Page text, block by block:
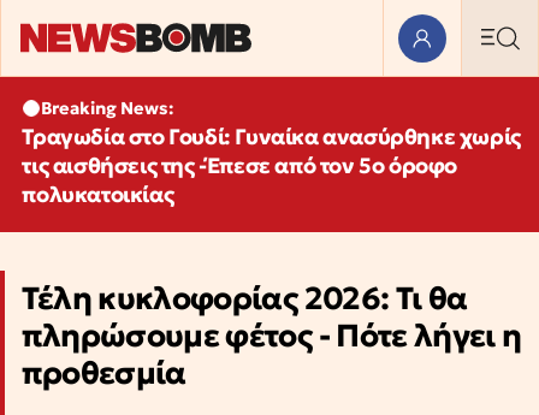
Breaking News:
Τραγωδία στο Γουδί: Γυναίκα ανασύρθηκε χωρίς
τις αισθήσεις της -Έπεσε από τον 5ο όροφο
πολυκατοικίας
Τέλη κυκλοφορίας 2026: Τι θα
πληρώσουμε φέτος - Πότε λήγει η
προθεσμία